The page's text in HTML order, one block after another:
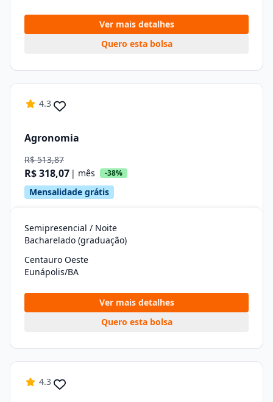
Ver mais detalhes
Quero esta bolsa
4.3
Agronomia
R$ 513,87
R$ 318,07 | mês -38%
Mensalidade grátis
Semipresencial / Noite
Bacharelado (graduação)
Centauro Oeste
Eunápolis/BA
Ver mais detalhes
Quero esta bolsa
4.3